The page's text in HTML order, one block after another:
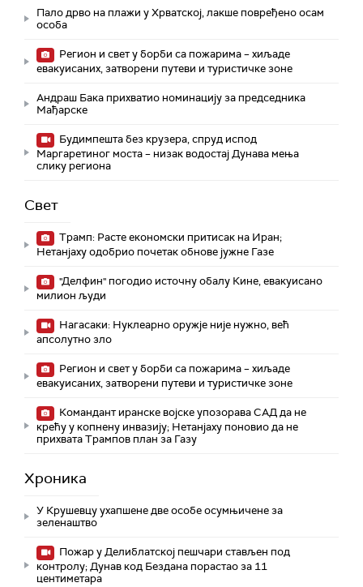
Пало дрво на плажи у Хрватској, лакше повређено осам
особа
Регион и свет у борби са пожарима – хиљаде
евакуисаних, затворени путеви и туристичке зоне
Андраш Бака прихватио номинацију за председника
Мађарске
Будимпешта без крузера, спруд испод
Маргаретиног моста – низак водостај Дунава мења
слику региона
Свет
Трамп: Расте економски притисак на Иран;
Нетанјаху одобрио почетак обнове јужне Газе
"Делфин" погодио источну обалу Кине, евакуисано
милион људи
Нагасаки: Нуклеарно оружје није нужно, већ
апсолутно зло
Регион и свет у борби са пожарима – хиљаде
евакуисаних, затворени путеви и туристичке зоне
Командант иранске војске упозорава САД да не
крећу у копнену инвазију; Нетанјаху поновио да не
прихвата Трампов план за Газу
Хроника
У Крушевцу ухапшене две особе осумњичене за
зеленаштво
Пожар у Делиблатској пешчари стављен под
контролу; Дунав код Бездана порастао за 11
центиметара